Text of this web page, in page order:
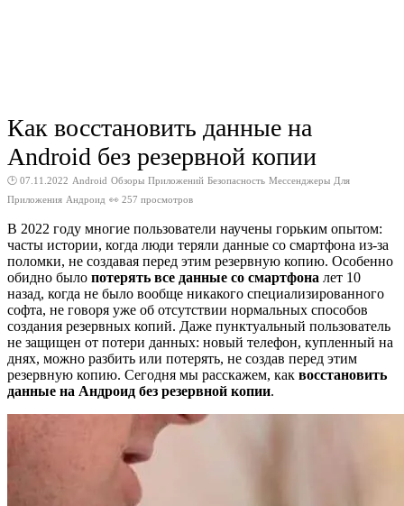
Как восстановить данные на
Android без резервной копии
🕑 07.11.2022 Android Обзоры Приложений Безопасность Мессенджеры Для
Приложения Андроид 👀 257 просмотров
В 2022 году многие пользователи научены горьким опытом:
часты истории, когда люди теряли данные со смартфона из-за
поломки, не создавая перед этим резервную копию. Особенно
обидно было потерять все данные со смартфона лет 10
назад, когда не было вообще никакого специализированного
софта, не говоря уже об отсутствии нормальных способов
создания резервных копий. Даже пунктуальный пользователь
не защищен от потери данных: новый телефон, купленный на
днях, можно разбить или потерять, не создав перед этим
резервную копию. Сегодня мы расскажем, как восстановить
данные на Андроид без резервной копии.